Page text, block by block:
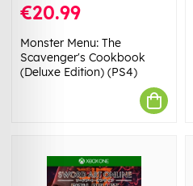
€20.99
Monster Menu: The
Scavenger's Cookbook
(Deluxe Edition) (PS4)